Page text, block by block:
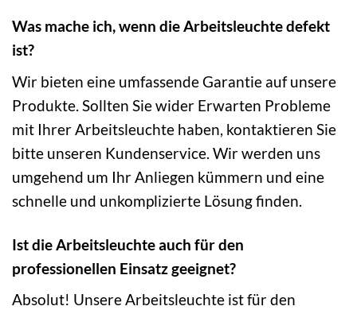
Was mache ich, wenn die Arbeitsleuchte defekt
ist?
Wir bieten eine umfassende Garantie auf unsere
Produkte. Sollten Sie wider Erwarten Probleme
mit Ihrer Arbeitsleuchte haben, kontaktieren Sie
bitte unseren Kundenservice. Wir werden uns
umgehend um Ihr Anliegen kümmern und eine
schnelle und unkomplizierte Lösung finden.
Ist die Arbeitsleuchte auch für den
professionellen Einsatz geeignet?
Absolut! Unsere Arbeitsleuchte ist für den